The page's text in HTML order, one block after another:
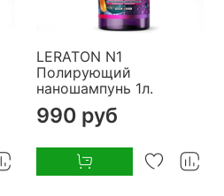
LERATON N1
Полирующий
наношампунь 1л.
990 руб